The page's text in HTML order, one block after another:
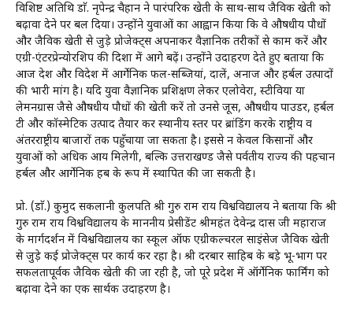
विशिष्ट अतिथि डाॅ. नृपेन्द्र चैहान ने पारंपरिक खेती के साथ-साथ जैविक खेती को
बढ़ावा देने पर बल दिया। उन्होंने युवाओं का आह्वान किया कि वे औषधीय पौधों
और जैविक खेती से जुड़े प्रोजेक्ट्स अपनाकर वैज्ञानिक तरीकों से काम करें और
एग्री-एंटरप्रेन्योरशिप की दिशा में आगे बढ़ें। उन्होंने उदाहरण देते हुए बताया कि
आज देश और विदेश में आर्गेनिक फल-सब्जियां, दालें, अनाज और हर्बल उत्पादों
की भारी मांग है। यदि युवा वैज्ञानिक प्रशिक्षण लेकर एलोवेरा, स्टीविया या
लेमनग्रास जैसे औषधीय पौधों की खेती करें तो उनसे जूस, औषधीय पाउडर, हर्बल
टी और कॉस्मेटिक उत्पाद तैयार कर स्थानीय स्तर पर ब्रांडिंग करके राष्ट्रीय व
अंतरराष्ट्रीय बाजारों तक पहुँचाया जा सकता है। इससे न केवल किसानों और
युवाओं को अधिक आय मिलेगी, बल्कि उत्तराखण्ड जैसे पर्वतीय राज्य की पहचान
हर्बल और आर्गेनिक हब के रूप में स्थापित की जा सकती है।
प्रो. (डाॅ.) कुमुद सकलानी कुलपति श्री गुरु राम राय विश्वविद्यालय ने बताया कि श्री
गुरु राम राय विश्वविद्यालय के माननीय प्रेसीडेंट श्रीमहंत देवेन्द्र दास जी महाराज
के मार्गदर्शन में विश्वविद्यालय का स्कूल ऑफ एग्रीकल्चरल साइंसेज जैविक खेती
से जुड़े कई प्रोजेक्ट्स पर कार्य कर रहा है। श्री दरबार साहिब के बड़े भू-भाग पर
सफलतापूर्वक जैविक खेती की जा रही है, जो पूरे प्रदेश में ऑर्गेनिक फार्मिंग को
बढ़ावा देने का एक सार्थक उदाहरण है।